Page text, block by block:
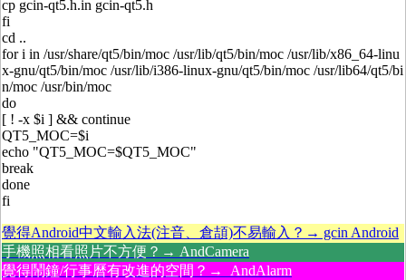
cp gcin-qt5.h.in gcin-qt5.h
fi
cd ..
for i in /usr/share/qt5/bin/moc /usr/lib/qt5/bin/moc /usr/lib/x86_64-linu
x-gnu/qt5/bin/moc /usr/lib/i386-linux-gnu/qt5/bin/moc /usr/lib64/qt5/bi
n/moc /usr/bin/moc
do
[ ! -x $i ] && continue
QT5_MOC=$i
echo "QT5_MOC=$QT5_MOC"
break
done
fi
覺得Android中文輸入法(注音、倉頡)不易輸入？→ gcin Android
手機照相看照片不方便？→ AndCamera
覺得鬧鐘/行事曆有改進的空間？→ AndAlarm